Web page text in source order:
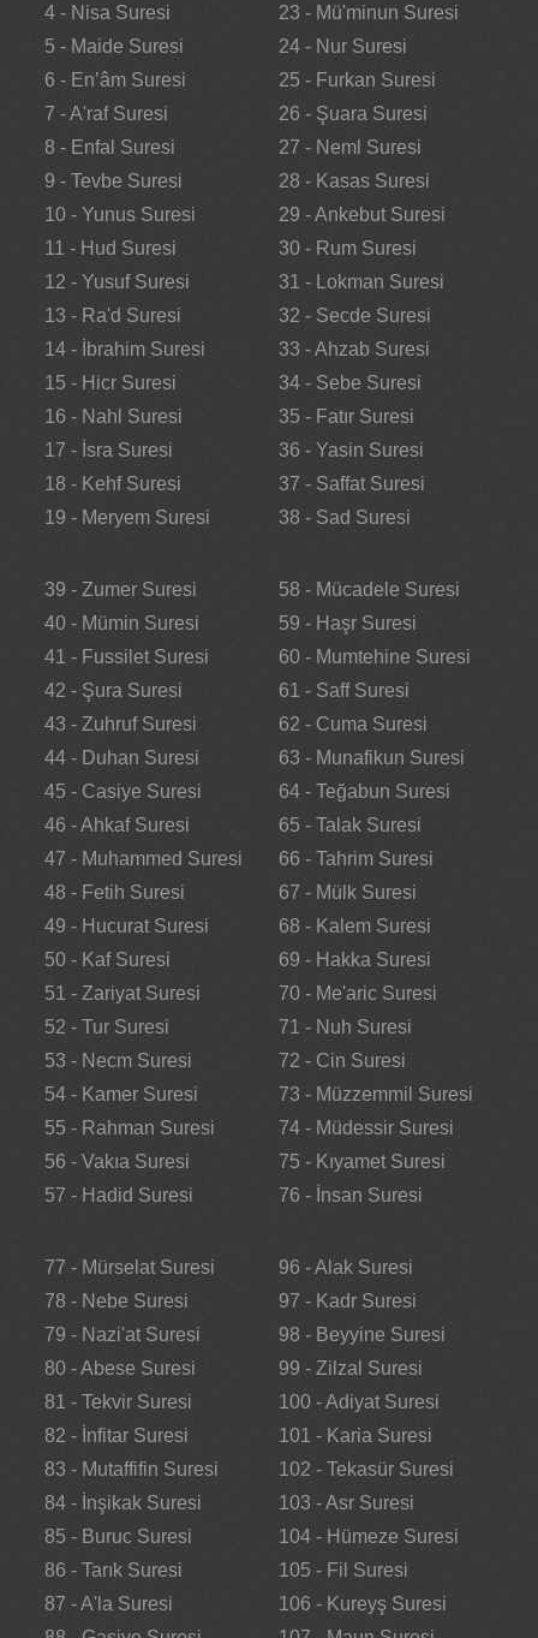
4 - Nisa Suresi
5 - Maide Suresi
6 - En’âm Suresi
7 - A'raf Suresi
8 - Enfal Suresi
9 - Tevbe Suresi
10 - Yunus Suresi
11 - Hud Suresi
12 - Yusuf Suresi
13 - Ra'd Suresi
14 - İbrahim Suresi
15 - Hicr Suresi
16 - Nahl Suresi
17 - İsra Suresi
18 - Kehf Suresi
19 - Meryem Suresi
23 - Mü'minun Suresi
24 - Nur Suresi
25 - Furkan Suresi
26 - Şuara Suresi
27 - Neml Suresi
28 - Kasas Suresi
29 - Ankebut Suresi
30 - Rum Suresi
31 - Lokman Suresi
32 - Secde Suresi
33 - Ahzab Suresi
34 - Sebe Suresi
35 - Fatır Suresi
36 - Yasin Suresi
37 - Saffat Suresi
38 - Sad Suresi
39 - Zumer Suresi
40 - Mümin Suresi
41 - Fussilet Suresi
42 - Şura Suresi
43 - Zuhruf Suresi
44 - Duhan Suresi
45 - Casiye Suresi
46 - Ahkaf Suresi
47 - Muhammed Suresi
48 - Fetih Suresi
49 - Hucurat Suresi
50 - Kaf Suresi
51 - Zariyat Suresi
52 - Tur Suresi
53 - Necm Suresi
54 - Kamer Suresi
55 - Rahman Suresi
56 - Vakıa Suresi
57 - Hadid Suresi
58 - Mücadele Suresi
59 - Haşr Suresi
60 - Mumtehine Suresi
61 - Saff Suresi
62 - Cuma Suresi
63 - Munafikun Suresi
64 - Teğabun Suresi
65 - Talak Suresi
66 - Tahrim Suresi
67 - Mülk Suresi
68 - Kalem Suresi
69 - Hakka Suresi
70 - Me'aric Suresi
71 - Nuh Suresi
72 - Cin Suresi
73 - Müzzemmil Suresi
74 - Müdessir Suresi
75 - Kıyamet Suresi
76 - İnsan Suresi
77 - Mürselat Suresi
78 - Nebe Suresi
79 - Nazi'at Suresi
80 - Abese Suresi
81 - Tekvir Suresi
82 - İnfitar Suresi
83 - Mutaffifin Suresi
84 - İnşikak Suresi
85 - Buruc Suresi
86 - Tarık Suresi
87 - A'la Suresi
96 - Alak Suresi
97 - Kadr Suresi
98 - Beyyine Suresi
99 - Zilzal Suresi
100 - Adiyat Suresi
101 - Karia Suresi
102 - Tekasür Suresi
103 - Asr Suresi
104 - Hümeze Suresi
105 - Fil Suresi
106 - Kureyş Suresi